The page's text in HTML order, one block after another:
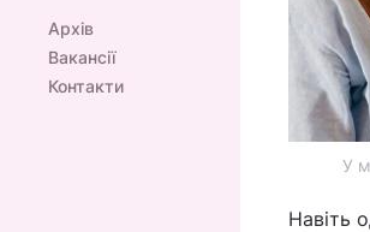
Архів
Вакансії
Контакти
У
Навіть